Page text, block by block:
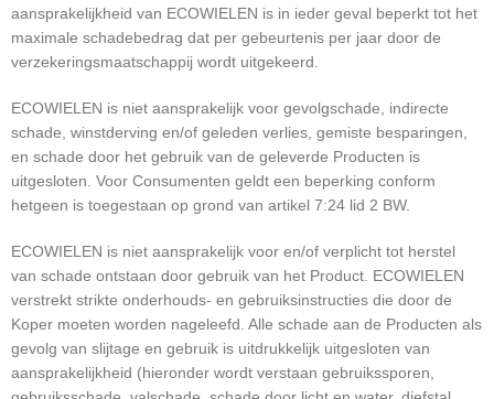
aansprakelijkheid van ECOWIELEN is in ieder geval beperkt tot het
maximale schadebedrag dat per gebeurtenis per jaar door de
verzekeringsmaatschappij wordt uitgekeerd.
ECOWIELEN is niet aansprakelijk voor gevolgschade, indirecte
schade, winstderving en/of geleden verlies, gemiste besparingen,
en schade door het gebruik van de geleverde Producten is
uitgesloten. Voor Consumenten geldt een beperking conform
hetgeen is toegestaan op grond van artikel 7:24 lid 2 BW.
ECOWIELEN is niet aansprakelijk voor en/of verplicht tot herstel
van schade ontstaan door gebruik van het Product. ECOWIELEN
verstrekt strikte onderhouds- en gebruiksinstructies die door de
Koper moeten worden nageleefd. Alle schade aan de Producten als
gevolg van slijtage en gebruik is uitdrukkelijk uitgesloten van
aansprakelijkheid (hieronder wordt verstaan gebruikssporen,